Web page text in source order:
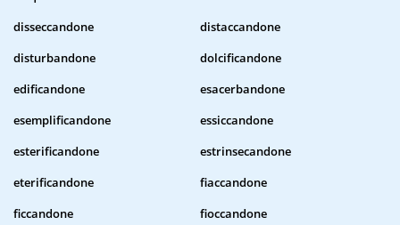
disseccandone
distaccandone
disturbandone
dolcificandone
edificandone
esacerbandone
esemplificandone
essiccandone
esterificandone
estrinsecandone
eterificandone
fiaccandone
ficcandone
fioccandone